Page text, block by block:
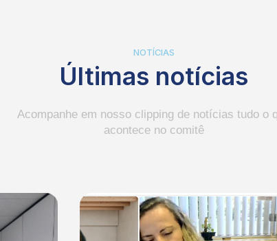
NOTÍCIAS
Últimas notícias
Acompanhe em nosso clipping de notícias tudo o
acontece no comitê